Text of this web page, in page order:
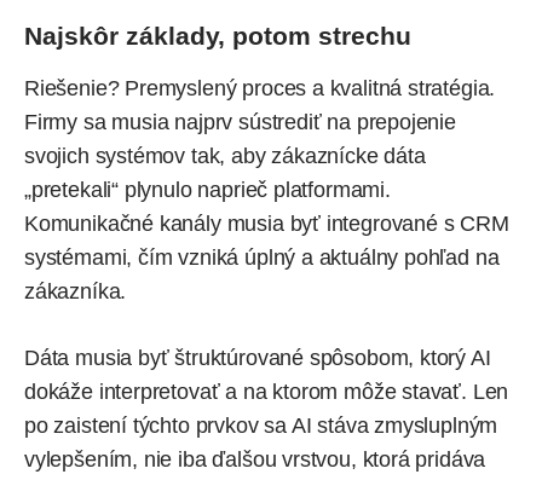
Najskôr základy, potom strechu
Riešenie? Premyslený proces a kvalitná stratégia.
Firmy sa musia najprv sústrediť na prepojenie
svojich systémov tak, aby zákaznícke dáta
„pretekali“ plynulo naprieč platformami.
Komunikačné kanály musia byť integrované s CRM
systémami, čím vzniká úplný a aktuálny pohľad na
zákazníka.
Dáta musia byť štruktúrované spôsobom, ktorý AI
dokáže interpretovať a na ktorom môže stavať. Len
po zaistení týchto prvkov sa AI stáva zmysluplným
vylepšením, nie iba ďalšou vrstvou, ktorá pridáva